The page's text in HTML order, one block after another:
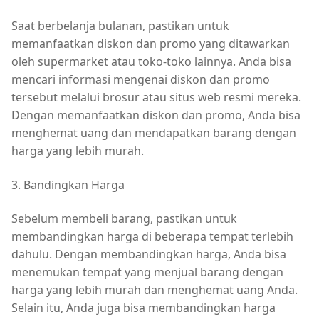
Saat berbelanja bulanan, pastikan untuk
memanfaatkan diskon dan promo yang ditawarkan
oleh supermarket atau toko-toko lainnya. Anda bisa
mencari informasi mengenai diskon dan promo
tersebut melalui brosur atau situs web resmi mereka.
Dengan memanfaatkan diskon dan promo, Anda bisa
menghemat uang dan mendapatkan barang dengan
harga yang lebih murah.
3. Bandingkan Harga
Sebelum membeli barang, pastikan untuk
membandingkan harga di beberapa tempat terlebih
dahulu. Dengan membandingkan harga, Anda bisa
menemukan tempat yang menjual barang dengan
harga yang lebih murah dan menghemat uang Anda.
Selain itu, Anda juga bisa membandingkan harga